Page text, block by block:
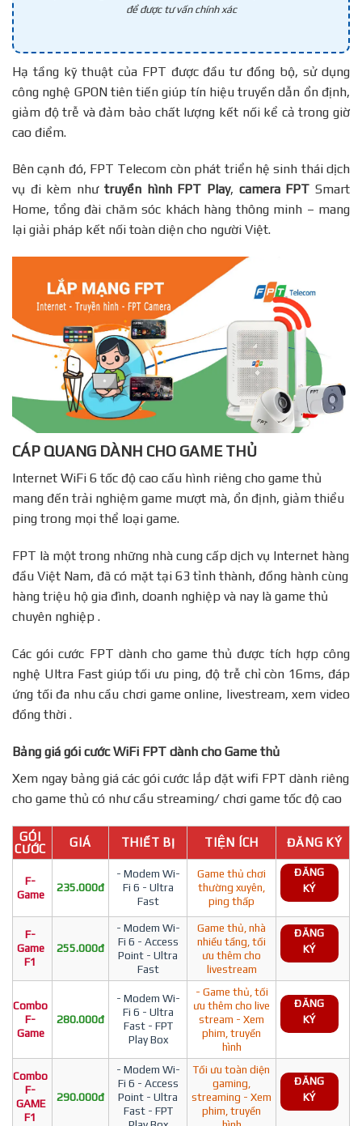
để được tư vấn chính xác
Hạ tầng kỹ thuật của FPT được đầu tư đồng bộ, sử dụng
công nghệ GPON tiên tiến giúp tín hiệu truyền dẫn ổn định,
giảm độ trễ và đảm bảo chất lượng kết nối kể cả trong giờ
cao điểm.
Bên cạnh đó, FPT Telecom còn phát triển hệ sinh thái dịch
vụ đi kèm nhưtruyền hình FPT Play, camera FPT Smart
Home, tổng đài chăm sóc khách hàng thông minh – mang
lại giải pháp kết nối toàn diện cho người Việt.
CÁP QUANG DÀNH CHO GAME THỦ
Internet WiFi 6 tốc độ cao cấu hình riêng cho game thủ
mang đến trải nghiệm game mượt mà, ổn định, giảm thiểu
ping trong mọi thể loại game.
FPT là một trong những nhà cung cấp dịch vụ Internet hàng
đầu Việt Nam, đã có mặt tại 63 tỉnh thành, đồng hành cùng
hàng triệu hộ gia đình, doanh nghiệp và nay là game thủ
chuyên nghiệp .
Các gói cước FPT dành cho game thủ được tích hợp công
nghệ Ultra Fast giúp tối ưu ping, độ trễ chỉ còn 16ms, đáp
ứng tối đa nhu cầu chơi game online, livestream, xem video
đồng thời .
Bảng giá gói cước WiFi FPT dành cho Game thủ
Xem ngay bảng giá các gói cước lắp đặt wifi FPT dành riêng
cho game thủ có như cầu streaming/ chơi game tốc độ cao
GÓI
CƯỚC
GIÁ THIẾT BỊ TIỆN ÍCH ĐĂNG KÝ
F-
Game
235.000đ
- Modem Wi-
Fi 6 - Ultra
Fast
Game thủ chơi
thường xuyên,
ping thấp
ĐĂNG
KÝ
F-
Game
F1
255.000đ
- Modem Wi-
Fi 6 - Access
Point - Ultra
Fast
Game thủ, nhà
nhiều tầng, tối
ưu thêm cho
livestream
ĐĂNG
KÝ
Combo
F-
Game
280.000đ
- Modem Wi-
Fi 6 - Ultra
Fast - FPT
Play Box
- Game thủ, tối
ưu thêm cho live
stream - Xem
phim, truyền
hình
ĐĂNG
KÝ
Combo
F-
GAME
F1
290.000đ
- Modem Wi-
Fi 6 - Access
Point - Ultra
Fast - FPT
Tối ưu toàn diện
gaming,
streaming - Xem
phim, truyền
ĐĂNG
KÝ